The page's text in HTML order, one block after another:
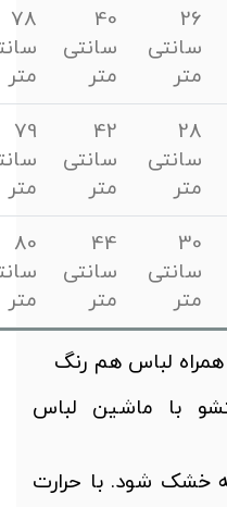
سانتی
سانتی
سانتی
سانتی
سانتی
سانتی
لباس هم رنگ
ماشین لباس
شود. با حرارت